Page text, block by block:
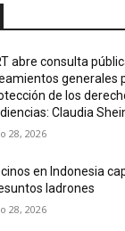
abre consulta
generales
de los
Claudia
28, 2026
en Indonesia
ladrones
28, 2026